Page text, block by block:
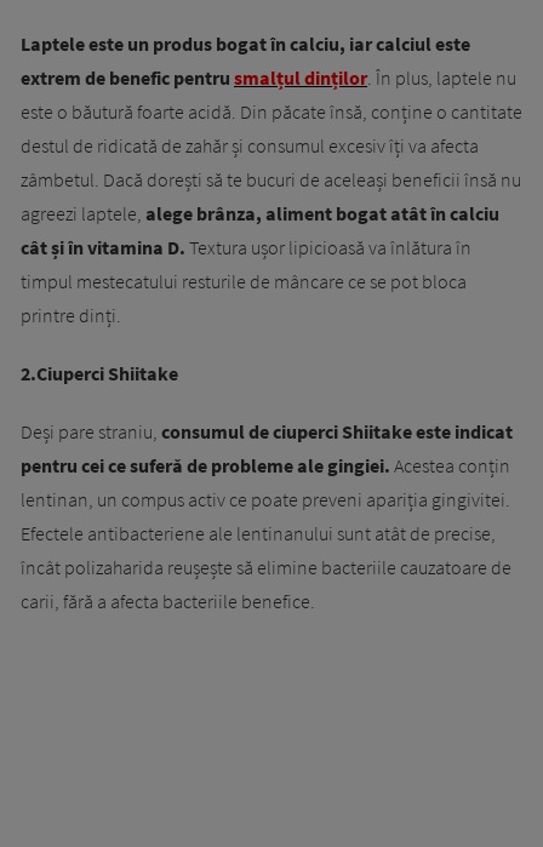
Laptele este un produs bogat în calciu, iarcalciul este
extrem de benefic pentru smalțul dinților. În plus, laptele nu
este o băutură foarte acidă. Din păcate însă, conține o cantitate
destul de ridicată de zahăr și consumul excesiv îți va afecta
zâmbetul. Dacă dorești să te bucuri de aceleași beneficii însă nu
agreezi laptele, alege brânza, aliment bogat atât în calciu
cât și în vitamina D. Textura ușor lipicioasă va înlătura în
timpul mestecatului resturile de mâncare ce se pot bloca
printre dinți.
2.Ciuperci Shiitake
Deși pare straniu, consumul de ciuperci Shiitake este indicat
pentru cei ce suferă de probleme ale gingiei. Acestea conțin
lentinan, un compus activ ce poate preveni apariția gingivitei.
Efectele antibacteriene ale lentinanului sunt atât de precise,
încât polizaharida reușește să elimine bacteriile cauzatoare de
carii, fără a afecta bacteriile benefice.